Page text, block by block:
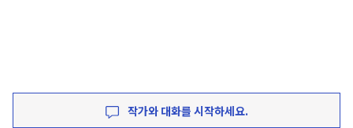
작가와 대화를 시작하세요.